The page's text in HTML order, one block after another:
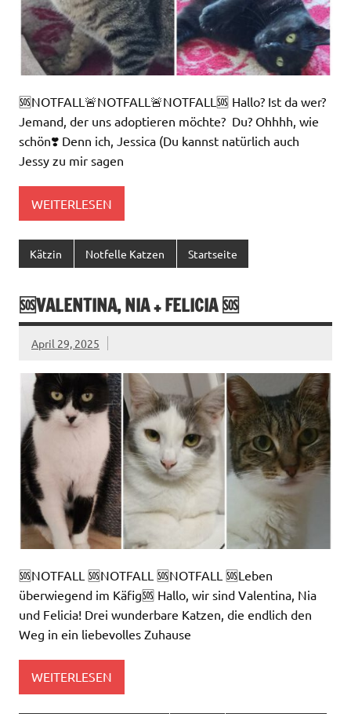
🆘NOTFALL🚨NOTFALL🚨NOTFALL🆘 Hallo? Ist da wer?
Jemand, der uns adoptieren möchte? Du? Ohhhh, wie
schön❣️ Denn ich, Jessica (Du kannst natürlich auch
Jessy zu mir sagen
WEITERLESEN
Kätzin Notfelle Katzen Startseite
🆘VALENTINA, NIA + FELICIA 🆘
April 29, 2025
🆘NOTFALL 🆘NOTFALL 🆘NOTFALL 🆘Leben
überwiegend im Käfig🆘 Hallo, wir sind Valentina, Nia
und Felicia! Drei wunderbare Katzen, die endlich den
Weg in ein liebevolles Zuhause
WEITERLESEN